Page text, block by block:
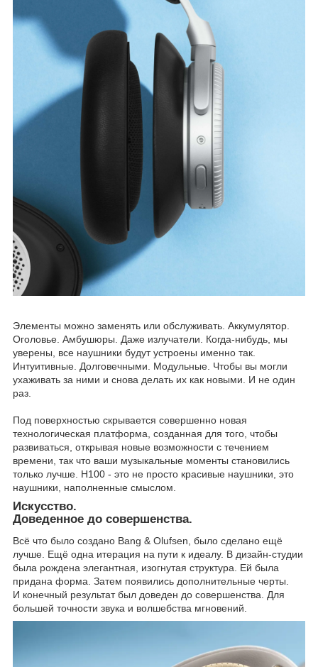
Элементы можно заменять или обслуживать. Аккумулятор.
Оголовье. Амбушюры. Даже излучатели. Когда-нибудь, мы
уверены, все наушники будут устроены именно так.
Интуитивные. Долговечными. Модульные. Чтобы вы могли
ухаживать за ними и снова делать их как новыми. И не один
раз.
Под поверхностью скрывается совершенно новая
технологическая платформа, созданная для того, чтобы
развиваться, открывая новые возможности с течением
времени, так что ваши музыкальные моменты становились
только лучше. H100 - это не просто красивые наушники, это
наушники, наполненные смыслом.
Искусство.
Доведенное до совершенства.
Всё что было создано Bang & Olufsen, было сделано ещё
лучше. Ещё одна итерация на пути к идеалу. В дизайн-студии
была рождена элегантная, изогнутая структура. Ей была
придана форма. Затем появились дополнительные черты.
И конечный результат был доведен до совершенства. Для
большей точности звука и волшебства мгновений.